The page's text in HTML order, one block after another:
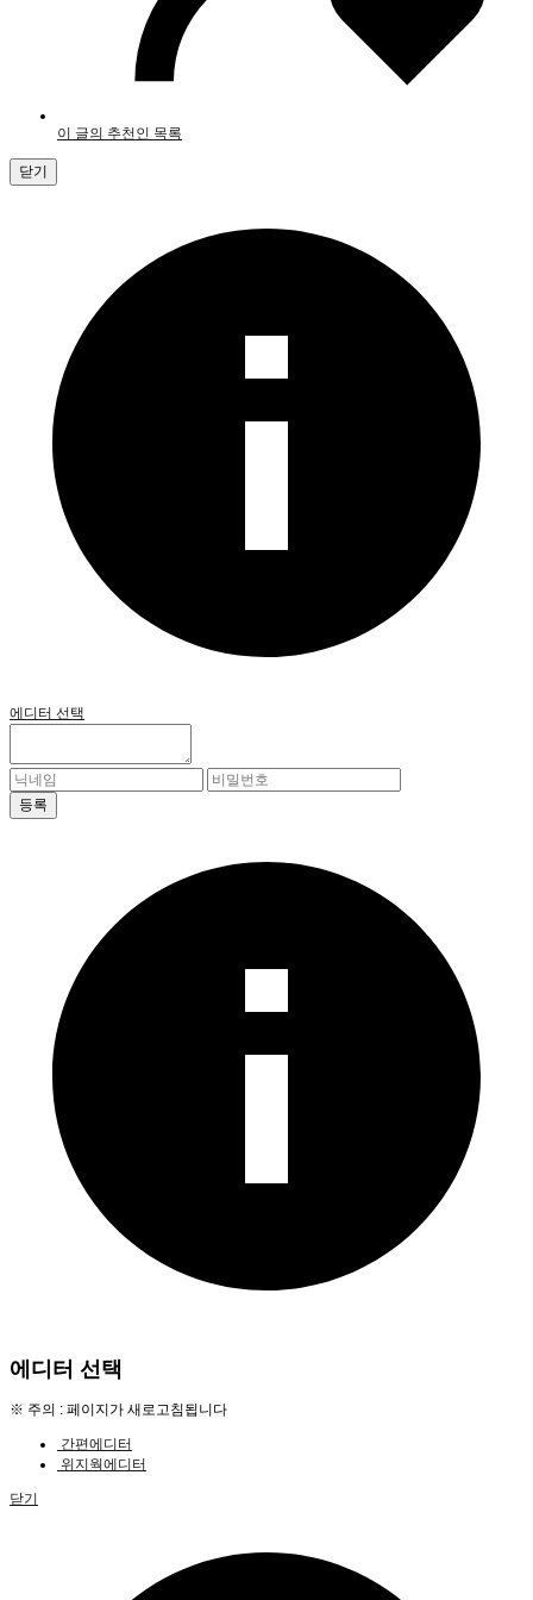
이 글의 추천인 목록
닫기
에디터 선택
등록
에디터 선택
※ 주의 : 페이지가 새로고침됩니다
간편에디터
위지웍에디터
닫기